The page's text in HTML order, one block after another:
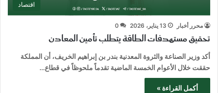
اقتصاد
محرر أخبار 13 يناير، 2026 0
تحقيق مستهدفات الطاقة يتطلب تأمين المعادن
أكد وزير الصناعة والثروة المعدنية بندر بن إبراهيم الخريف، أن المملكة
حققت خلال الأعوام الخمسة الماضية تقدماً ملحوظاً في قطاع…
أكمل القراءة »